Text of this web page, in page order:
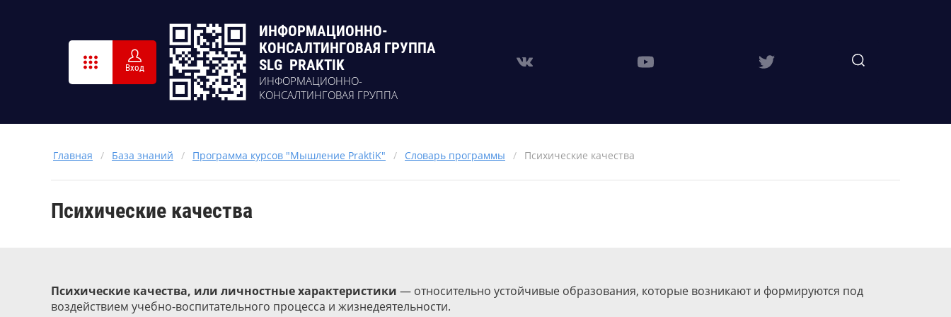
Вход
ИНФОРМАЦИОННО-
КОНСАЛТИНГОВАЯ ГРУППА
ИНФОРМАЦИОННО-
КОНСАЛТИНГОВАЯ ГРУППА
SLG PRAKTIK
Главная / База знаний / Программа курсов "Мышление PraktiK" / Словарь программы / Психические качества
Психические качества
Психические качества, или личностные характеристики — относительно устойчивые образования, которые возникают и формируются под
воздействием учебно-воспитательного процесса и жизнедеятельности.